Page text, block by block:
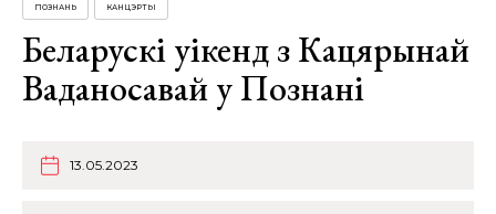
ПОЗНАНЬ КАНЦЭРТЫ
Беларускі уікенд з Кацярынай
Ваданосавай у Познані
13.05.2023